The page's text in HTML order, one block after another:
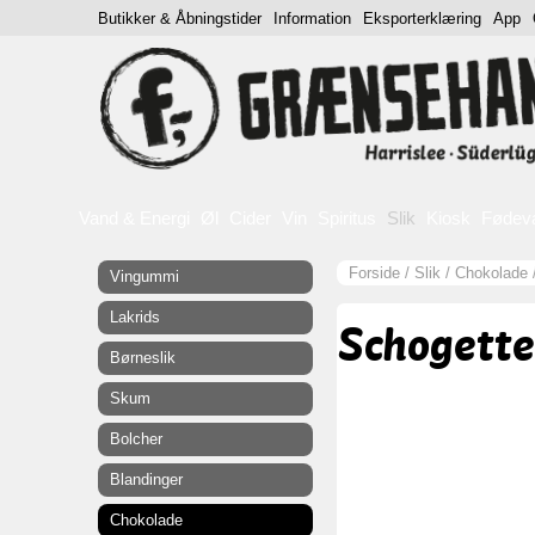
Slik
Forside / Slik / Chokolade
Vingummi
Lakrids
Børneslik
Skum
Bolcher
Blandinger
Chokolade
Butikker & Åbningstider Information Eksporterklæring App